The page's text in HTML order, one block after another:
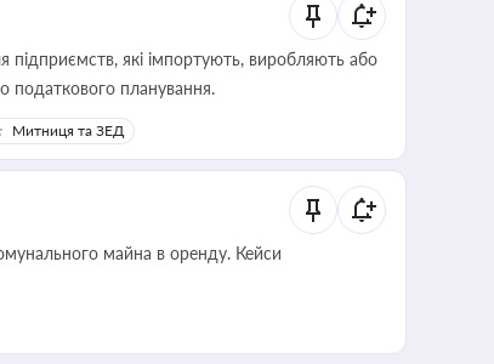
які імпортують, виробляють або
податкового планування.
Митниця та ЗЕД
майна в оренду. Кейси